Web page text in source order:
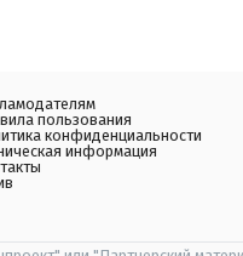
пользования
конфиденциальности
информация